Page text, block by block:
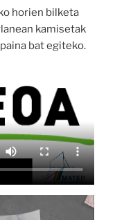
horien bilketa
kamisetak
bat egiteko.